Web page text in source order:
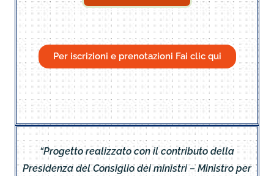
Per iscrizioni e prenotazioni Fai clic qui
“Progetto realizzato con il contributo della
Presidenza del Consiglio dei ministri – Ministro per